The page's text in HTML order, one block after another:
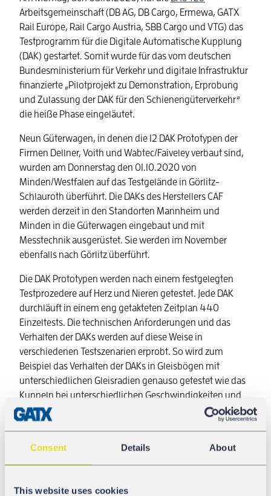
Consent Details About
This website uses cookies
Arbeitsgemeinschaft (DB AG, DB Cargo, Ermewa, GATX
Rail Europe, Rail Cargo Austria, SBB Cargo und VTG) das
Testprogramm für die Digitale Automatische Kupplung
(DAK) gestartet. Somit wurde für das vom deutschen
Bundesministerium für Verkehr und digitale Infrastruktur
finanzierte „Pilotprojekt zu Demonstration, Erprobung
und Zulassung der DAK für den Schienengüterverkehr“
die heiße Phase eingeläutet.
Neun Güterwagen, in denen die 12 DAK Prototypen der
Firmen Dellner, Voith und Wabtec/Faiveley verbaut sind,
wurden am Donnerstag den 01.10.2020 von
Minden/Westfalen auf das Testgelände in Görlitz-
Schlauroth überführt. Die DAKs des Herstellers CAF
werden derzeit in den Standorten Mannheim und
Minden in die Güterwagen eingebaut und mit
Messtechnik ausgerüstet. Sie werden im November
ebenfalls nach Görlitz überführt.
Die DAK Prototypen werden nach einem festgelegten
Testprozedere auf Herz und Nieren getestet. Jede DAK
durchläuft in einem eng getakteten Zeitplan 440
Einzeltests. Die technischen Anforderungen und das
Verhalten der DAKs werden auf diese Weise in
verschiedenen Testszenarien erprobt. So wird zum
Beispiel das Verhalten der DAKs in Gleisbögen mit
unterschiedlichen Gleisradien genauso getestet wie das
Kuppeln bei unterschiedlichen Geschwindigkeiten und
unter verschiedenen Beladezuständen. Es wird ein
Geschwindigkeitsbereich von 2-12km/h getestet, jedoch
kN. Die Messungen von auftretenden Kräften gehört
ebenso zum Testprogramm wie die Tests zur